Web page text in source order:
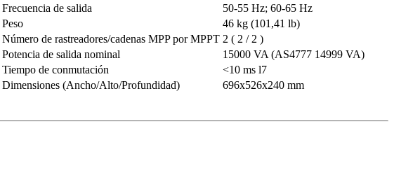
Frecuencia de salida
50-55 Hz; 60-65 Hz
Peso
46 kg (101,41 lb)
Número de rastreadores/cadenas MPP por MPPT 2 ( 2 / 2 )
Potencia de salida nominal
15000 VA (AS4777 14999 VA)
Tiempo de conmutación
<10 ms l7
Dimensiones (Ancho/Alto/Profundidad) 696x526x240 mm